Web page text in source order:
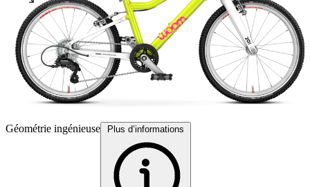
Géométrie ingénieuse